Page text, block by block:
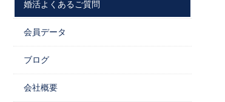
婚活よくあるご質問
会員データ
ブログ
会社概要